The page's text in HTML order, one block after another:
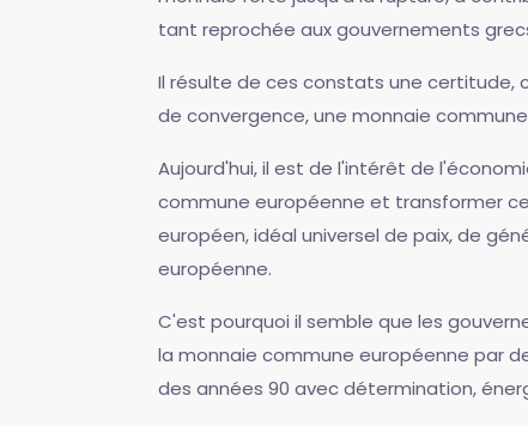
tant reprochée aux gouvernements
Il résulte de ces constats une certitude,
de convergence, une monnaie
Aujourd'hui, il est de l'intérêt de
commune européenne et transformer
européen, idéal universel de paix, de
européenne.
C'est pourquoi il semble que les
la monnaie commune européenne par
des années 90 avec détermination,